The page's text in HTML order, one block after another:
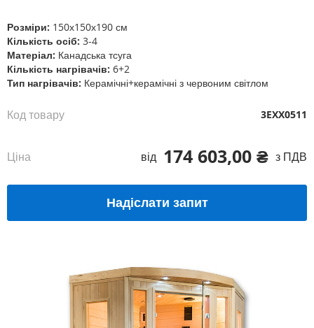
зображень
Розміри: 150х150х190 см
Кількість осіб: 3-4
Матеріал: Канадська тсуга
Кількість нагрівачів: 6+2
Тип нагрівачів: Керамічні+керамічні з червоним світлом
174 603,00 ₴ з ПДВ
Ціна від
Код товару 3EXX0511
Надіслати запит